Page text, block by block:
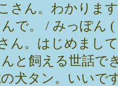
さん。わかりま
で。 / みっぽん (
ん。はじめまし
と飼える世話で
犬タン。いいで